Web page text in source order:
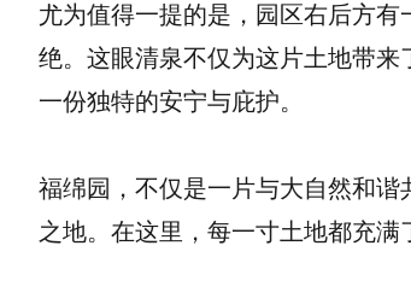
尤为值得一提的是，园区右后方
绝。这眼清泉不仅为这片土地带
一份独特的安宁与庇护。
福绵园，不仅是一片与大自然和
之地。在这里，每一寸土地都充满